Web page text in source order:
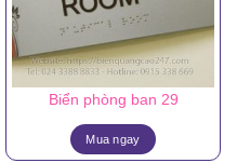
Biển phòng ban 29
Mua ngay